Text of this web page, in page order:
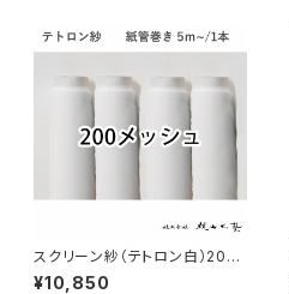
スクリーン紗（テトロン白）200
メッシュ 5m紙管巻き
¥10,850